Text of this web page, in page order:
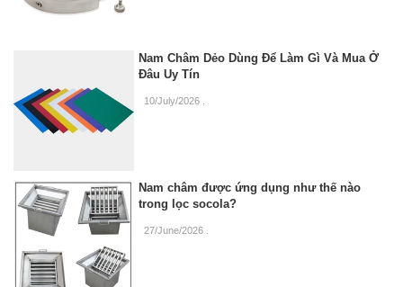
Nam Châm Dẻo Dùng Để Làm Gì Và Mua Ở
Đâu Uy Tín
10/July/2026
Nam châm được ứng dụng như thế nào
trong lọc socola?
27/June/2026